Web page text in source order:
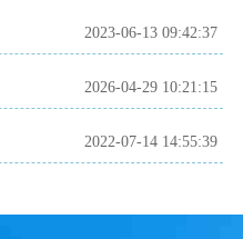
2023-06-13 09:42:37
2026-04-29 10:21:15
2022-07-14 14:55:39